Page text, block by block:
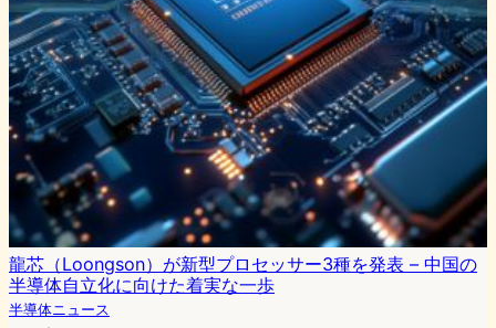
龍芯（Loongson）が新型プロセッサー3種を発表 – 中国の
半導体自立化に向けた着実な一歩
半導体ニュース